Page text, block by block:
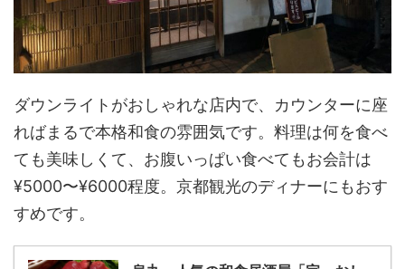
ダウンライトがおしゃれな店内で、カウンターに座
ればまるで本格和食の雰囲気です。料理は何を食べ
ても美味しくて、お腹いっぱい食べてもお会計は
¥5000〜¥6000程度。京都観光のディナーにもおす
すめです。